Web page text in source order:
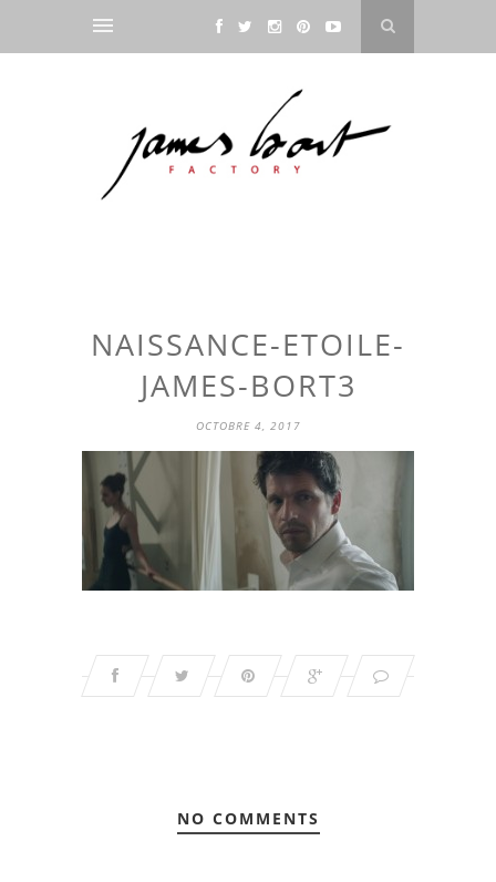
NAISSANCE-ETOILE-
JAMES-BORT3
OCTOBRE 4, 2017
NO COMMENTS